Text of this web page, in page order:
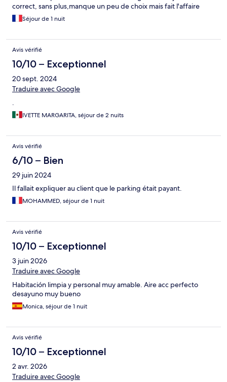
correct, sans plus,manque un peu de choix mais fait l'affaire
Séjour de 1 nuit
Avis vérifié
10/10 – Exceptionnel
20 sept. 2024
Traduire avec Google
.
IVETTE MARGARITA, séjour de 2 nuits
Avis vérifié
6/10 – Bien
29 juin 2024
Il fallait expliquer au client que le parking était payant.
MOHAMMED, séjour de 1 nuit
Avis vérifié
10/10 – Exceptionnel
3 juin 2026
Traduire avec Google
Habitación limpia y personal muy amable. Aire acc perfecto
desayuno muy bueno
Monica, séjour de 1 nuit
Avis vérifié
10/10 – Exceptionnel
2 avr. 2026
Traduire avec Google